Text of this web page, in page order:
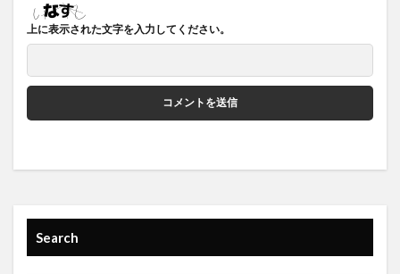
上に表示された文字を入力してください。
Search